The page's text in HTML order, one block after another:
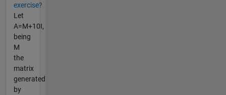
exercise?
Let
A=M+10I,
being
M
the
matrix
generated
by